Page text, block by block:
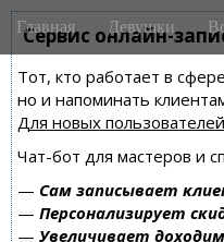
Сервис онлайн-
Тот, кто работает в
но и напоминать
Для новых пользователей
Чат-бот для мастеров и
— Сам записывает
— Персонализирует
— Увеличивает
M
a
n
m
e
n
u
i
Главная Девушки